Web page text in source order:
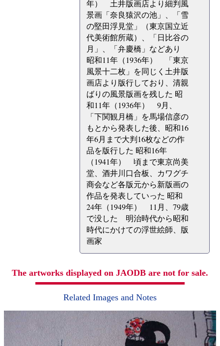
年） 土井版画店より細判風
景画「奈良猿沢の池」、「雪
の堅田浮見堂」（東京国立近
代美術館所蔵）、「日比谷の
月」、「弁慶橋」などあり
昭和11年（1936年） 「東京
風景十二枚」を同じく土井版
画店より版行しており、清親
ばりの風景版画を残した 昭
和11年（1936年） 9月、
「下関観月橋」を馬場信彦の
もとから発表した後、昭和16
年6月まで大判16枚などの作
品を版行した 昭和16年
（1941年） 頃まで東京尚美
堂、酒井川口合板、カワグチ
商会など各版元から新版画の
作品を発表していった 昭和
24年（1949年） 11月、79歳
で没した 明治時代から昭和
時代にかけての浮世絵師、版
画家
The artworks displayed on JAODB are not for sale.
Related Images and Notes